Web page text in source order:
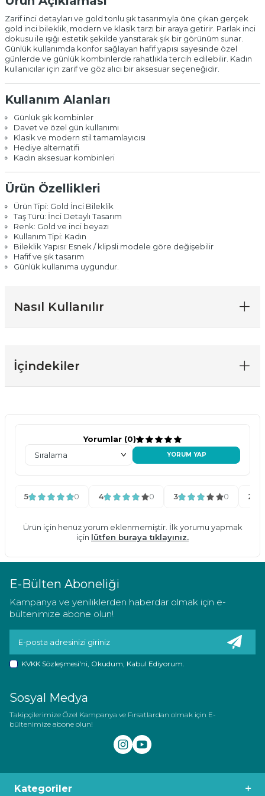
Zarif inci detayları ve gold tonlu şık tasarımıyla öne çıkan gerçek
gold inci bileklik, modern ve klasik tarzı bir araya getirir. Parlak inci
dokusu ile ışığı estetik şekilde yansıtarak şık bir görünüm sunar.
Günlük kullanımda konfor sağlayan hafif yapısı sayesinde özel
günlerde ve günlük kombinlerde rahatlıkla tercih edilebilir. Kadın
kullanıcılar için zarif ve göz alıcı bir aksesuar seçeneğidir.
Kullanım Alanları
Günlük şık kombinler
Davet ve özel gün kullanımı
Klasik ve modern stil tamamlayıcısı
Hediye alternatifi
Kadın aksesuar kombinleri
Ürün Özellikleri
Ürün Tipi: Gold İnci Bileklik
Taş Türü: İnci Detaylı Tasarım
Renk: Gold ve inci beyazı
Kullanım Tipi: Kadın
Bileklik Yapısı: Esnek / klipsli modele göre değişebilir
Hafif ve şık tasarım
Günlük kullanıma uygundur.
Nasıl Kullanılır
İçindekiler
Yorumlar (0)
YORUM YAP
5 0 4 0 3 0 2
Ürün için henüz yorum eklenmemiştir. İlk yorumu yapmak
için lütfen buraya tıklayınız.
E-Bülten Aboneliği
Kampanya ve yeniliklerden haberdar olmak için e-
bültenimize abone olun!
KVKK Sözleşmesi'ni, Okudum, Kabul Ediyorum.
Sosyal Medya
Takipçilerimize Özel Kampanya ve Fırsatlardan olmak için E-
bültenimize abone olun!
Kategoriler